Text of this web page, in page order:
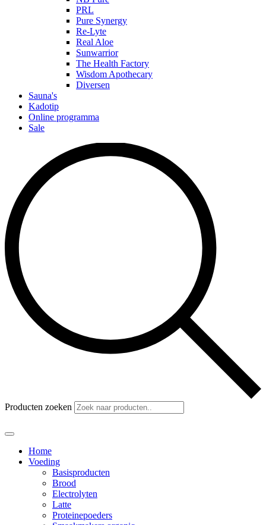
PRL
Pure Synergy
Re-Lyte
Real Aloe
Sunwarrior
The Health Factory
Wisdom Apothecary
Diversen
Sauna's
Kadotip
Online programma
Sale
Producten zoeken
Home
Voeding
Basisproducten
Brood
Electrolyten
Latte
Proteinepoeders